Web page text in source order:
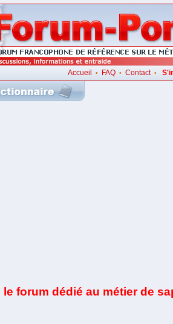
Accueil • FAQ• Contact•
le forum dédié au métier de